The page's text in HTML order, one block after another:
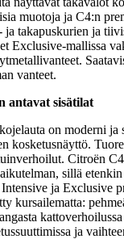
muotoja ja C4:n
ja takapuskurien ja
Exclusive-mallissa
vanteet.
antavat sisätilat
on moderni ja
kosketusnäyttö.
Citroën
sillä
ja Exclusive
kursailematta:
ja